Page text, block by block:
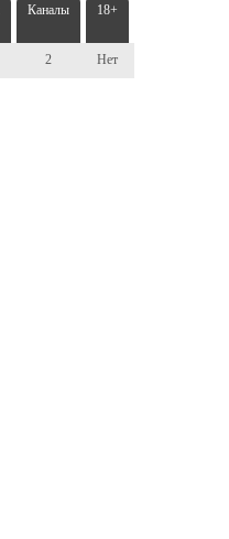
Каналы 18+
2 Нет